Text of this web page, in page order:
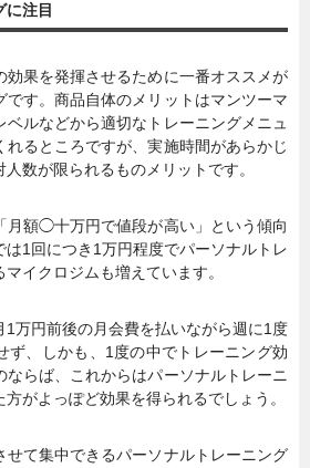
に注目
果を発揮させるために一番オススメが
です。商品自体のメリットはマンツーマ
ベルなどから適切なトレーニングメニュ
れるところですが、実施時間があらかじ
数が限られるものメリットです。
額◯十万円で値段が高い」という傾向
1回につき1万円程度でパーソナルトレ
イクロジムも増えています。
万円前後の月会費を払いながら週に1度
ず、しかも、1度の中でトレーニング効
ならば、これからはパーソナルトレーニ
がよっぽど効果を得られるでしょう。
て集中できるパーソナルトレーニング